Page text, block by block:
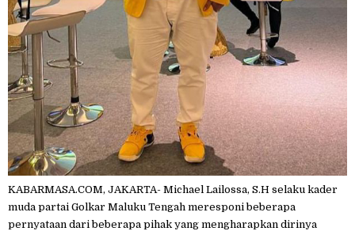
KABARMASA.COM, JAKARTA- Michael Lailossa, S.H selaku kader
muda partai Golkar Maluku Tengah meresponi beberapa
pernyataan dari beberapa pihak yang mengharapkan dirinya